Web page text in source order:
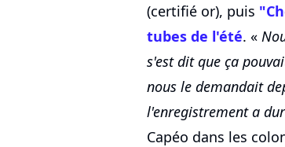
(certifié or), puis
tubes de l'été. «
s'est dit que ça
nous le demandait
l'enregistrement a
Capéo dans les